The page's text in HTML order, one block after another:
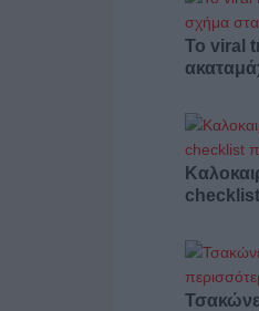
Το viral
checklist